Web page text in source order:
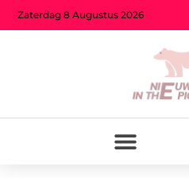
Zaterdag 8 Augustus 2026